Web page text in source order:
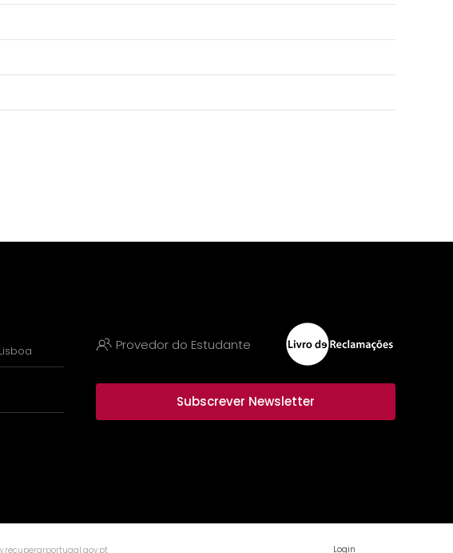
Provedor do Estudante
Subscrever Newsletter
Login